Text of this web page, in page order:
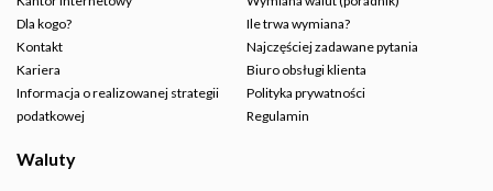
Dla kogo?
Kontakt
Kariera
Informacja o realizowanej strategii
podatkowej
Ile trwa wymiana?
Najczęściej zadawane pytania
Biuro obsługi klienta
Polityka prywatności
Regulamin
Waluty